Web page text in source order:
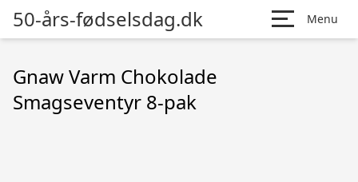
50-års-fødselsdag.dk Menu
Gnaw Varm Chokolade
Smagseventyr 8-pak